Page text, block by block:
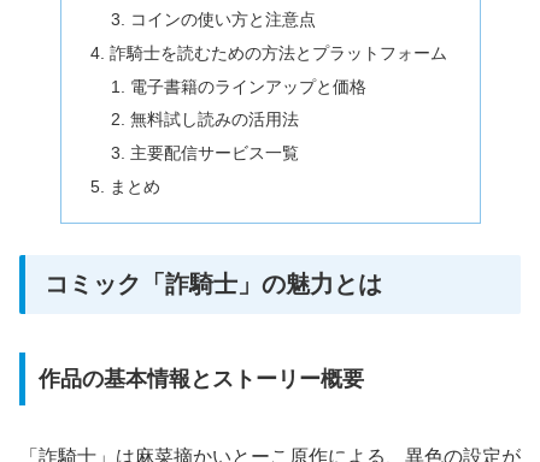
コインの使い方と注意点
詐騎士を読むための方法とプラットフォーム
電子書籍のラインアップと価格
無料試し読みの活用法
主要配信サービス一覧
まとめ
コミック「詐騎士」の魅力とは
作品の基本情報とストーリー概要
「詐騎士」は麻菜摘かいとーこ原作による、異色の設定が